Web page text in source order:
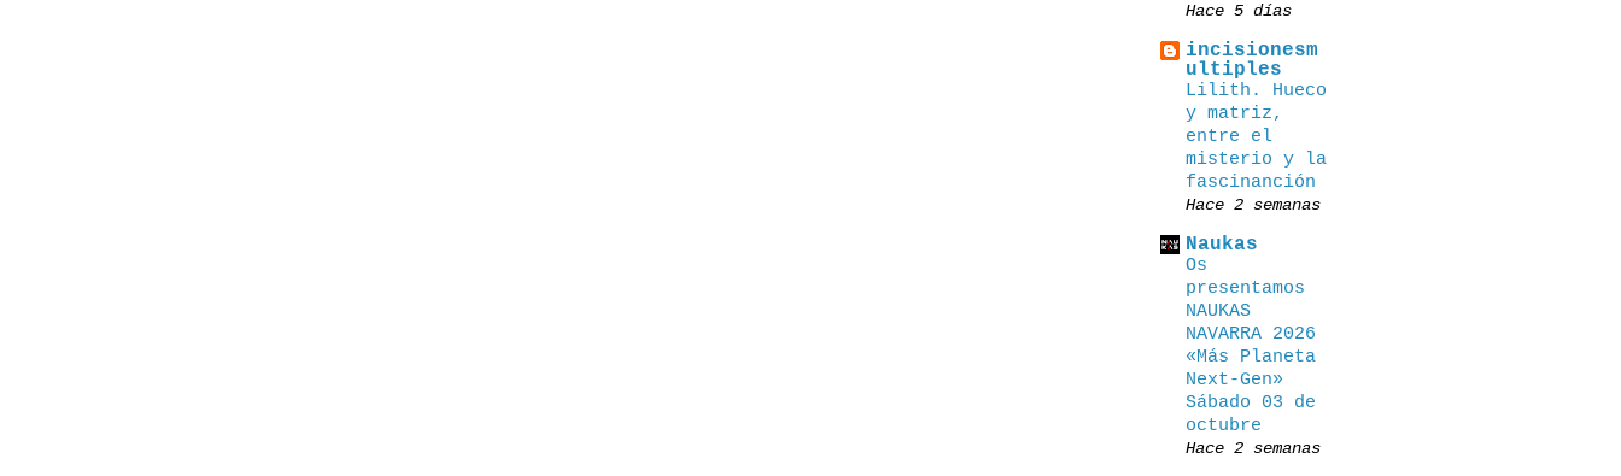
Hace 5 días
incisionesm
ultiples
Lilith. Hueco
y matriz,
entre el
misterio y la
fascinanción
Hace 2 semanas
Naukas
Os
presentamos
NAUKAS
NAVARRA 2026
«Más Planeta
Next-Gen»
Sábado 03 de
octubre
Hace 2 semanas